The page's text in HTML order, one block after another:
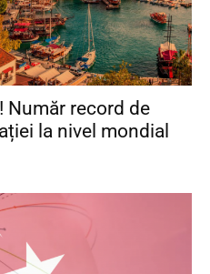
record de
la nivel mondial